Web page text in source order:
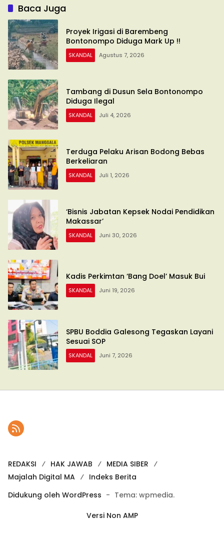
Baca Juga
Proyek Irigasi di Barembeng
Bontonompo Diduga Mark Up !!
SKANDAL Agustus 7, 2026
Tambang di Dusun Sela Bontonompo
Diduga Ilegal
SKANDAL Juli 4, 2026
Terduga Pelaku Arisan Bodong Bebas
Berkeliaran
SKANDAL Juli 1, 2026
‘Bisnis Jabatan Kepsek Nodai Pendidikan
Makassar’
SKANDAL Juni 30, 2026
Kadis Perkimtan ‘Bang Doel’ Masuk Bui
SKANDAL Juni 19, 2026
SPBU Boddia Galesong Tegaskan Layani
Sesuai SOP
SKANDAL Juni 7, 2026
REDAKSI HAK JAWAB
MEDIA SIBER
Majalah Digital MA
Indeks Berita
Didukung oleh WordPress - Tema: wpmedia.
Versi Non AMP